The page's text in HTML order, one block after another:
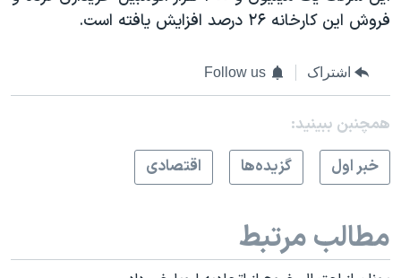
فروش اين کارخانه ۲۶ درصد افزايش يافته است.
اشتراک Follow us
همچنبن ببینید:
خبر اول
گزيده‌ها اقتصادی
مطالب مرتبط